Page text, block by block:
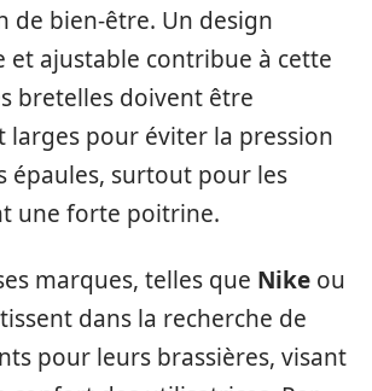
de bien-être. Un design
et ajustable contribue à cette
bretelles doivent être
larges pour éviter la pression
épaules, surtout pour les
une forte poitrine.
marques, telles que Nike ou
dans la recherche de
pour leurs brassières, visant